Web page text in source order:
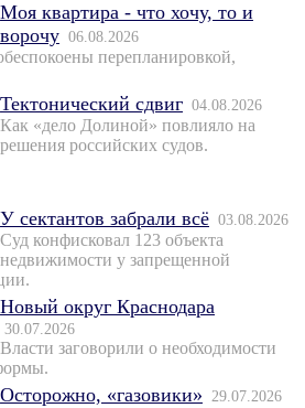
Моя квартира - что хочу, то и
ворочу 06.08.2026
перепланировкой,
Тектонический сдвиг 04.08.2026
Как «дело Долиной» повлияло на
решения российских судов.
У сектантов забрали всё 03.08.2026
Суд конфисковал 123 объекта
недвижимости у запрещенной
Новый округ Краснодара
30.07.2026
Власти заговорили о необходимости
Осторожно, «газовики» 29.07.2026